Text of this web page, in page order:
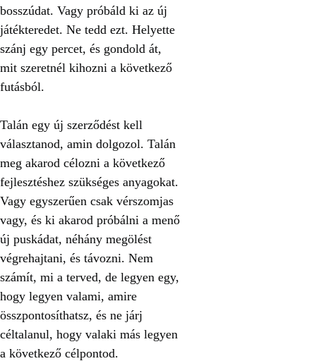
bosszúdat. Vagy próbáld ki az új
játékteredet. Ne tedd ezt. Helyette
szánj egy percet, és gondold át,
mit szeretnél kihozni a következő
futásból.
Talán egy új szerződést kell
választanod, amin dolgozol. Talán
meg akarod célozni a következő
fejlesztéshez szükséges anyagokat.
Vagy egyszerűen csak vérszomjas
vagy, és ki akarod próbálni a menő
új puskádat, néhány megölést
végrehajtani, és távozni. Nem
számít, mi a terved, de legyen egy,
hogy legyen valami, amire
összpontosíthatsz, és ne járj
céltalanul, hogy valaki más legyen
a következő célpontod.